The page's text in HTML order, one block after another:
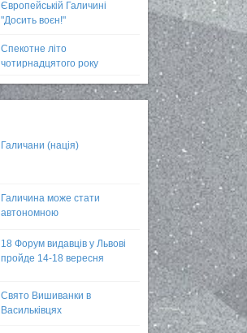
Європейській Галичині
"Досить воєн!"
Спекотне літо
чотирнадцятого року
Галичани (нація)
Галичина може стати
автономною
18 Форум видавців у Львові
пройде 14-18 вересня
Свято Вишиванки в
Васильківцях